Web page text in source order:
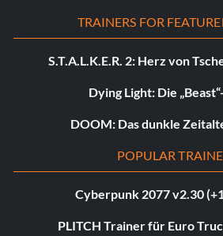
TRAINERS FOR
S.T.A.L.K.E.R. 2: Herz von
Dying Light: Die
DOOM: Das dunkle
POPULAR
Cyberpunk 2077 v2.30
PLITCH Trainer für Euro